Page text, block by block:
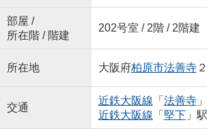
部屋 /
所在階 / 階建
202号室 / 2階 / 2階建
所在地 大阪府柏原市法善寺
交通
近鉄大阪線 「 法善寺
近鉄大阪線 「 堅下」